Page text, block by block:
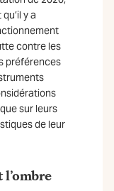
y a
contre les
préférences
sur leurs
de leur